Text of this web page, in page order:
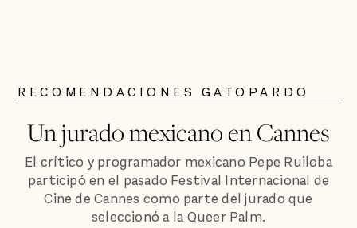
RECOMENDACIONES GATOPARDO
Un jurado mexicano en Cannes
El crítico y programador mexicano Pepe Ruiloba
participó en el pasado Festival Internacional de
Cine de Cannes como parte del jurado que
seleccionó a la Queer Palm.